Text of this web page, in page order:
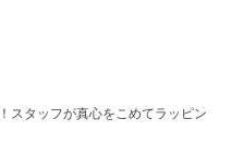
スタッフが真心をこめてラッピン